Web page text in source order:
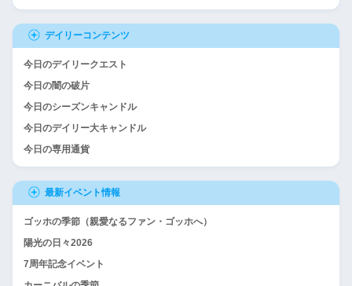
デイリーコンテンツ
今日のデイリークエスト
今日の闇の破片
今日のシーズンキャンドル
今日のデイリー大キャンドル
今日の専用通貨
最新イベント情報
ゴッホの季節（親愛なるファン・ゴッホへ）
陽光の日々2026
7周年記念イベント